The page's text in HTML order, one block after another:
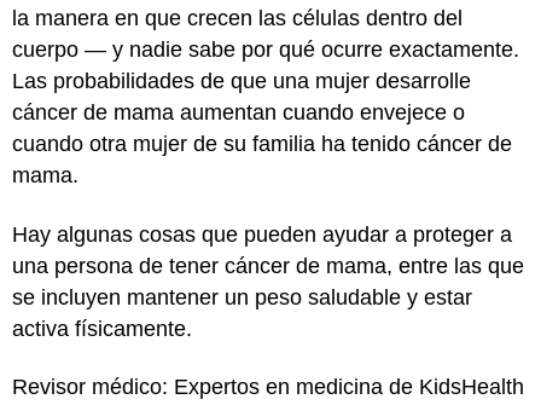
la manera en que crecen las células dentro del
cuerpo — y nadie sabe por qué ocurre exactamente.
Las probabilidades de que una mujer desarrolle
cáncer de mama aumentan cuando envejece o
cuando otra mujer de su familia ha tenido cáncer de
mama.
Hay algunas cosas que pueden ayudar a proteger a
una persona de tener cáncer de mama, entre las que
se incluyen mantener un peso saludable y estar
activa físicamente.
Revisor médico: Expertos en medicina de KidsHealth